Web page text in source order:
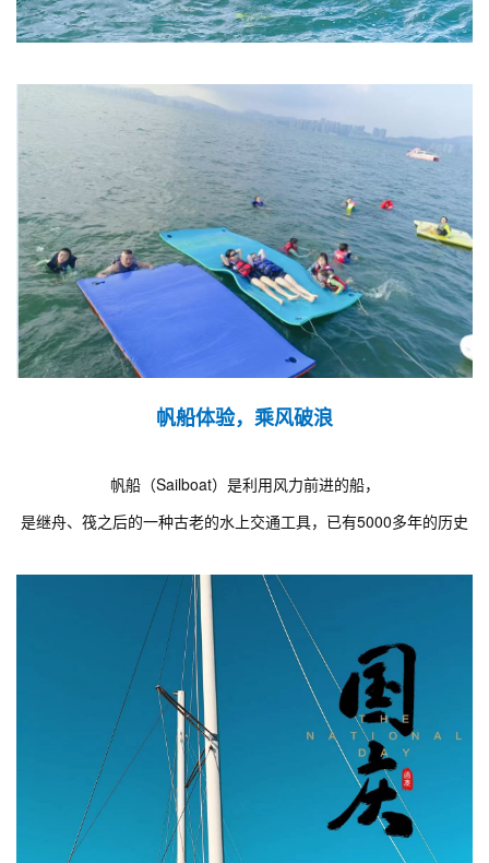
帆船体验，乘风破浪
帆船（Sailboat）是利用风力前进的船，
是继舟、筏之后的一种古老的水上交通工具，已有5000多年的历史